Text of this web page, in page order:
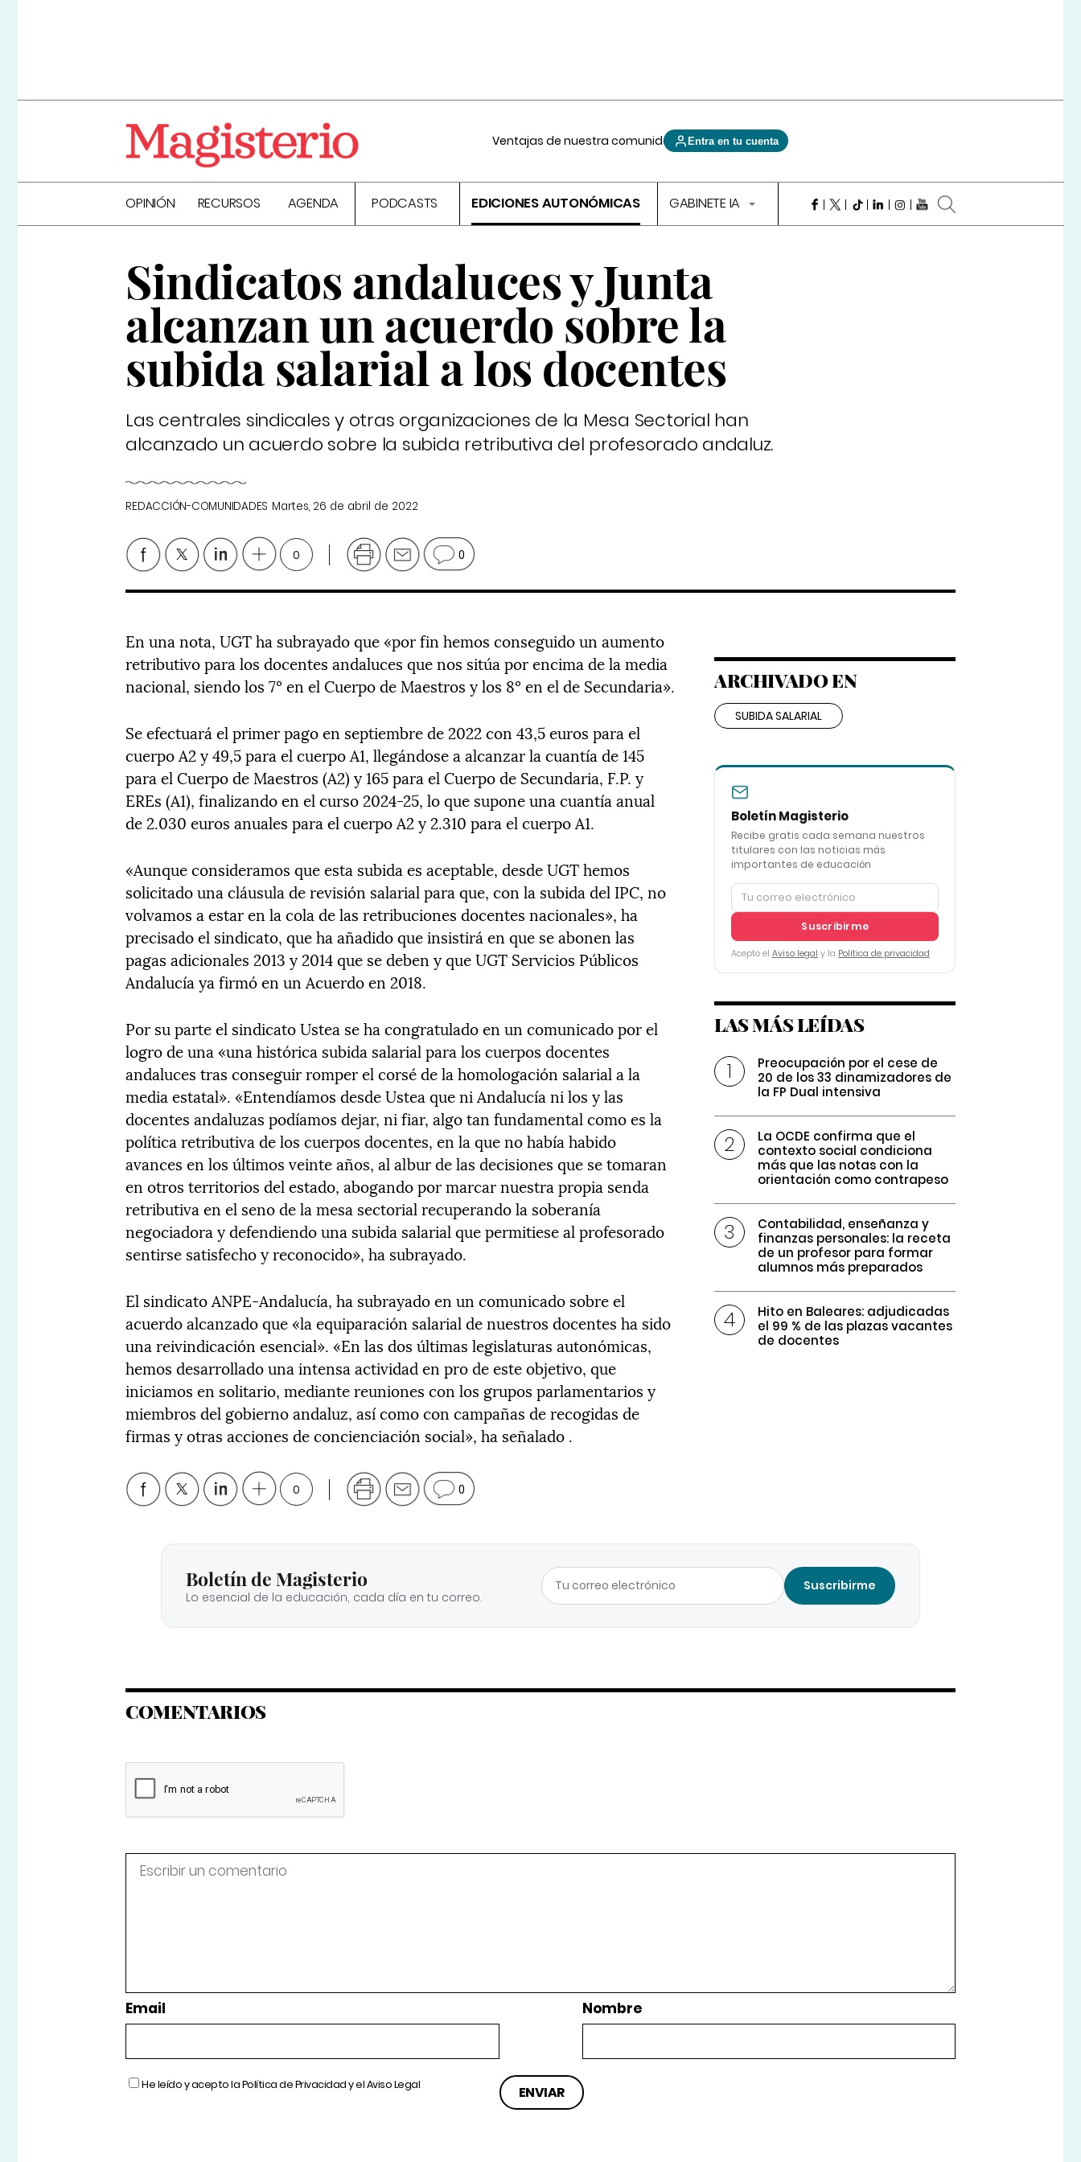
Ventajas de nuestra comunidad Entra en tu cuenta
OPINIÓN RECURSOS AGENDA PODCASTS EDICIONES AUTONÓMICAS GABINETE IA
Sindicatos andaluces y Junta
alcanzan un acuerdo sobre la
subida salarial a los docentes
Las centrales sindicales y otras organizaciones de la Mesa Sectorial han
alcanzado un acuerdo sobre la subida retributiva del profesorado andaluz.
REDACCIÓN-COMUNIDADES Martes, 26 de abril de 2022
0 0
En una nota, UGT ha subrayado que «por fin hemos conseguido un aumento
retributivo para los docentes andaluces que nos sitúa por encima de la media
nacional, siendo los 7º en el Cuerpo de Maestros y los 8º en el de Secundaria».
Se efectuará el primer pago en septiembre de 2022 con 43,5 euros para el
cuerpo A2 y 49,5 para el cuerpo A1, llegándose a alcanzar la cuantía de 145
para el Cuerpo de Maestros (A2) y 165 para el Cuerpo de Secundaria, F.P. y
EREs (A1), finalizando en el curso 2024-25, lo que supone una cuantía anual
de 2.030 euros anuales para el cuerpo A2 y 2.310 para el cuerpo A1.
«Aunque consideramos que esta subida es aceptable, desde UGT hemos
solicitado una cláusula de revisión salarial para que, con la subida del IPC, no
volvamos a estar en la cola de las retribuciones docentes nacionales», ha
precisado el sindicato, que ha añadido que insistirá en que se abonen las
pagas adicionales 2013 y 2014 que se deben y que UGT Servicios Públicos
Andalucía ya firmó en un Acuerdo en 2018.
Por su parte el sindicato Ustea se ha congratulado en un comunicado por el
logro de una «una histórica subida salarial para los cuerpos docentes
andaluces tras conseguir romper el corsé de la homologación salarial a la
media estatal». «Entendíamos desde Ustea que ni Andalucía ni los y las
docentes andaluzas podíamos dejar, ni fiar, algo tan fundamental como es la
política retributiva de los cuerpos docentes, en la que no había habido
avances en los últimos veinte años, al albur de las decisiones que se tomaran
en otros territorios del estado, abogando por marcar nuestra propia senda
retributiva en el seno de la mesa sectorial recuperando la soberanía
negociadora y defendiendo una subida salarial que permitiese al profesorado
sentirse satisfecho y reconocido», ha subrayado.
El sindicato ANPE-Andalucía, ha subrayado en un comunicado sobre el
acuerdo alcanzado que «la equiparación salarial de nuestros docentes ha sido
una reivindicación esencial». «En las dos últimas legislaturas autonómicas,
hemos desarrollado una intensa actividad en pro de este objetivo, que
iniciamos en solitario, mediante reuniones con los grupos parlamentarios y
miembros del gobierno andaluz, así como con campañas de recogidas de
firmas y otras acciones de concienciación social», ha señalado .
0 0
ARCHIVADO EN
SUBIDA SALARIAL
Boletín Magisterio
Recibe gratis cada semana nuestros
titulares con las noticias más
importantes de educación
Suscribirme
Acepto el Aviso legal y la Política de privacidad
LAS MÁS LEÍDAS
Preocupación por el cese de
20 de los 33 dinamizadores de
la FP Dual intensiva
La OCDE confirma que el
contexto social condiciona
más que las notas con la
orientación como contrapeso
Contabilidad, enseñanza y
finanzas personales: la receta
de un profesor para formar
alumnos más preparados
Hito en Baleares: adjudicadas
el 99 % de las plazas vacantes
de docentes
Boletín de Magisterio
Lo esencial de la educación, cada día en tu correo.
Suscribirme
COMENTARIOS
Email Nombre
He leído y acepto laPolítica de Privacidady elAviso Legal